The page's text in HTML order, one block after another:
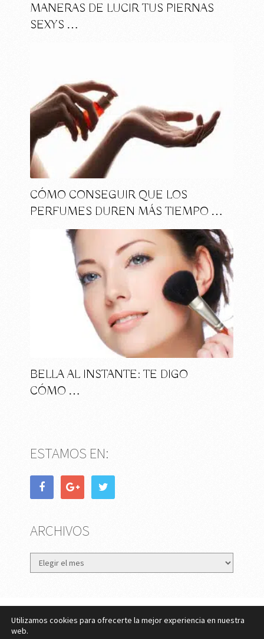
MANERAS DE LUCIR TUS PIERNAS
SEXYS …
CÓMO CONSEGUIR QUE LOS
PERFUMES DUREN MÁS TIEMPO …
BELLA AL INSTANTE: TE DIGO
CÓMO …
ESTAMOS EN:
ARCHIVOS
Archivos
eMujer.com
Copyright © 2026.
Utilizamos cookies para ofrecerte la mejor experiencia en nuestra
web.